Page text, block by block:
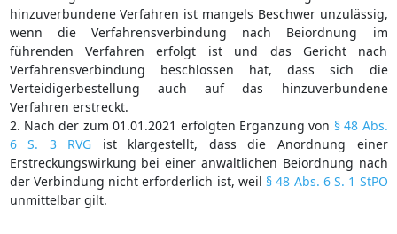
hinzuverbundene Verfahren ist mangels Beschwer unzulässig,
wenn die Verfahrensverbindung nach Beiordnung im
führenden Verfahren erfolgt ist und das Gericht nach
Verfahrensverbindung beschlossen hat, dass sich die
Verteidigerbestellung auch auf das hinzuverbundene
Verfahren erstreckt.
2. Nach der zum 01.01.2021 erfolgten Ergänzung von § 48 Abs.
6 S. 3 RVG ist klargestellt, dass die Anordnung einer
Erstreckungswirkung bei einer anwaltlichen Beiordnung nach
der Verbindung nicht erforderlich ist, weil § 48 Abs. 6 S. 1 StPO
unmittelbar gilt.